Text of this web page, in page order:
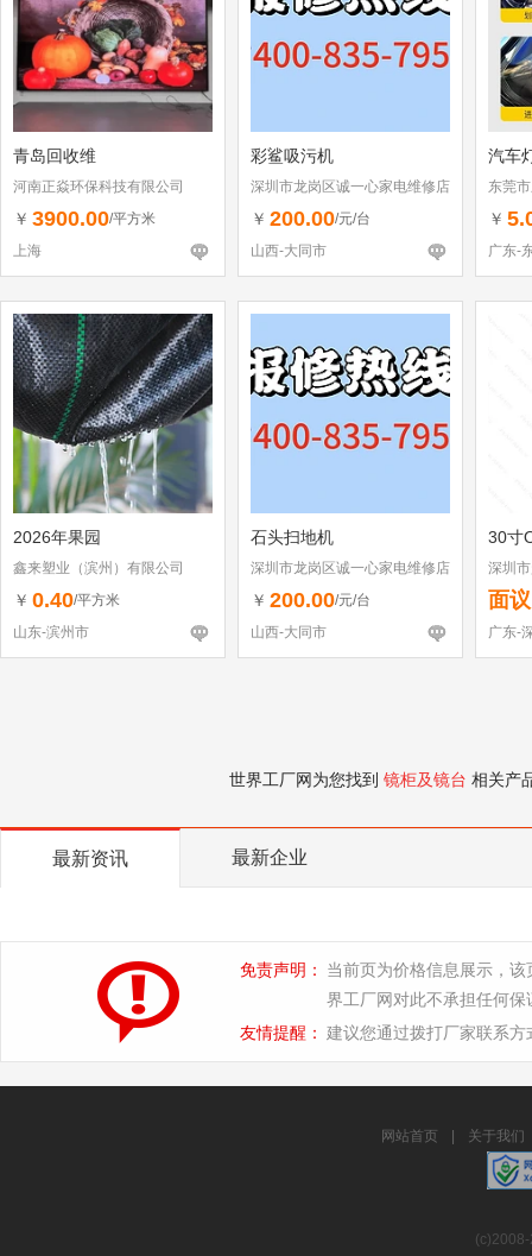
青岛回收维
河南正焱环保科技有限公司
￥ 3900.00/平方米
上海
彩鲨吸污机
深圳市龙岗区诚一心家电维修店
（个体工商户）
￥ 200.00/元/台
山西-大同市
汽车
东莞
￥
广东-
2026年果园
鑫来塑业（滨州）有限公司
￥ 0.40/平方米
山东-滨州市
石头扫地机
深圳市龙岗区诚一心家电维修店
（个体工商户）
￥ 200.00/元/台
山西-大同市
30寸
深圳
面议
广东-
世界工厂网为您找到 镜柜及镜台 相关产
最新资讯 最新企业
免责声明：
当前页为价格信息展示，
界工厂网对此不承担任何保
友情提醒： 建议您通过拨打厂家联系
网站首页 关于我们